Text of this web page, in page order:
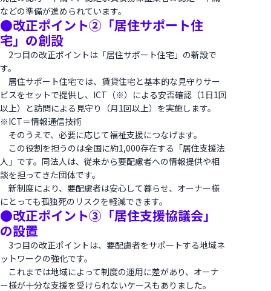
などの準備が進められています。
●改正ポイント②「居住サポート住
宅」の創設
2つ目の改正ポイントは「居住サポート住宅」の新設で
す。
居住サポート住宅では、賃貸住宅と基本的な見守りサー
ビスをセットで提供し、ICT（※）による安否確認（1日1回
以上）と訪問による見守り（月1回以上）を実施します。
※ICT＝情報通信技術
そのうえで、必要に応じて福祉支援につなげます。
この役割を担うのは全国に約1,000存在する「居住支援法
人」です。同法人は、従来から要配慮者への情報提供や相
談を担ってきた団体です。
新制度により、要配慮者は安心して暮らせ、オーナー様
にとっても孤独死のリスクを軽減できます。
●改正ポイント③「居住支援協議会」
の設置
3つ目の改正ポイントは、要配慮者をサポートする地域ネ
ットワークの強化です。
これまでは地域によって制度の運用に差があり、オーナ
ー様が十分な支援を受けられないケースもありました。